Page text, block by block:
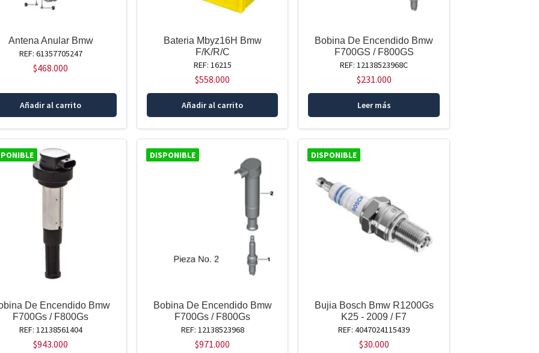
Antena Anular Bmw
REF: 61357705247
$468.000
Añadir al carrito
Bateria Mbyz16H Bmw
F/K/R/C
REF: 16215
$558.000
Añadir al carrito
Bobina De Encendido Bmw
F700GS / F800GS
REF: 12138523968C
$231.000
Leer más
De Encendido Bmw
F700Gs / F800Gs
REF: 12138561404
$943.000
DISPONIBLE
Bobina De Encendido Bmw
F700Gs / F800Gs
REF: 12138523968
$971.000
DISPONIBLE
Bujia Bosch Bmw R1200Gs
K25 - 2009 / F7
REF: 4047024115439
$30.000